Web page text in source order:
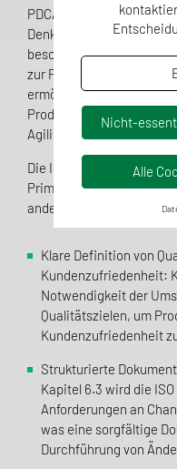
PDCA-Zyklus (Plan-Do-
Denken verweist.
besonders
zur Prozessanalyse und
ermöglicht es,
Produktqualität zu
Agilität geschaffen wird.
Die ISO 15378:2017
anderem durch:
Klare Definition von
Kundenzufriedenheit:
Notwendigkeit der
Qualitätszielen, um
Kundenzufriedenheit
Strukturierte
Kapitel 6.3 wird die
Anforderungen an
was eine sorgfältige
Durchführung von
Nicht-
Alle